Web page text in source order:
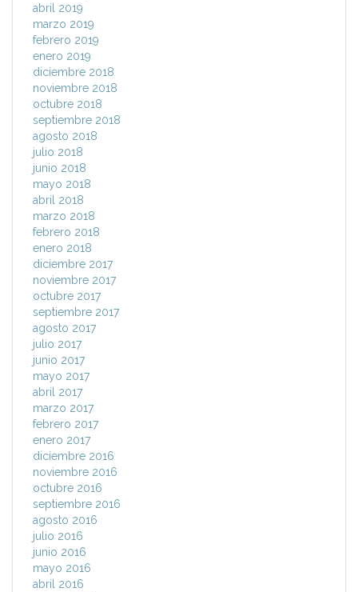
abril 2019
marzo 2019
febrero 2019
enero 2019
diciembre 2018
noviembre 2018
octubre 2018
septiembre 2018
agosto 2018
julio 2018
junio 2018
mayo 2018
abril 2018
marzo 2018
febrero 2018
enero 2018
diciembre 2017
noviembre 2017
octubre 2017
septiembre 2017
agosto 2017
julio 2017
junio 2017
mayo 2017
abril 2017
marzo 2017
febrero 2017
enero 2017
diciembre 2016
noviembre 2016
octubre 2016
septiembre 2016
agosto 2016
julio 2016
junio 2016
mayo 2016
abril 2016